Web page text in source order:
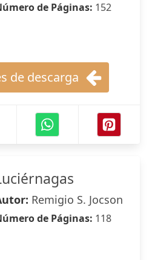
de Páginas: 152
de descarga
Remigio S. Jocson
de Páginas: 118